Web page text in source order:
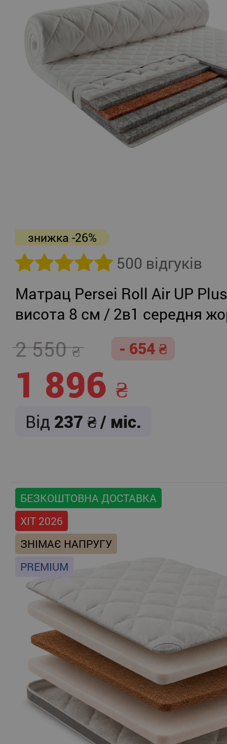
знижка -26%
500 відгуків
Матрац Persei Roll Air UP
висота 8 см / 2в1 середня
2 550 - 654
1 896
Від 237 / міс.
БЕЗКОШТОВНА ДОСТАВКА
ХІТ 2026
ЗНІМАЄ НАПРУГУ
PREMIUM